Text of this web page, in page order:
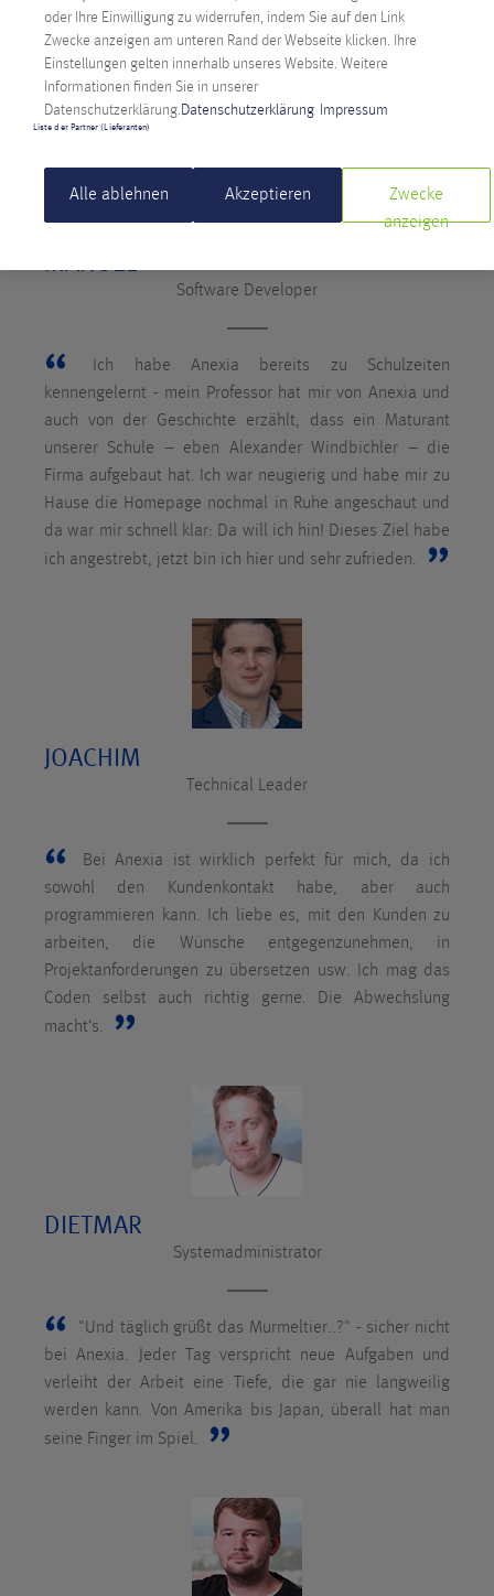
UNSER EXPERT:INNENTEAM STELLT
SICH VOR
MANUEL
Software Developer
Ich habe Anexia bereits zu Schulzeiten
kennengelernt - mein Professor hat mir von Anexia und
auch von der Geschichte erzählt, dass ein Maturant
unserer Schule – eben Alexander Windbichler – die
Firma aufgebaut hat. Ich war neugierig und habe mir zu
Hause die Homepage nochmal in Ruhe angeschaut und
da war mir schnell klar: Da will ich hin! Dieses Ziel habe
ich angestrebt, jetzt bin ich hier und sehr zufrieden.
JOACHIM
Technical Leader
Bei Anexia ist wirklich perfekt für mich, da ich
sowohl den Kundenkontakt habe, aber auch
programmieren kann. Ich liebe es, mit den Kunden zu
arbeiten, die Wünsche entgegenzunehmen, in
Projektanforderungen zu übersetzen usw. Ich mag das
Coden selbst auch richtig gerne. Die Abwechslung
macht‘s.
DIETMAR
Systemadministrator
"Und täglich grüßt das Murmeltier..?" - sicher nicht
bei Anexia. Jeder Tag verspricht neue Aufgaben und
verleiht der Arbeit eine Tiefe, die gar nie langweilig
werden kann. Von Amerika bis Japan, überall hat man
seine Finger im Spiel.
oder Ihre Einwilligung zu widerrufen, indem Sie auf den Link
Zwecke anzeigen am unteren Rand der Webseite klicken. Ihre
Einstellungen gelten innerhalb unseres Website. Weitere
Informationen finden Sie in unserer
Datenschutzerklärung. Datenschutzerklärung Impressum
Liste der Partner (Lieferanten)
Alle ablehnen Akzeptieren
Zwecke
anzeigen